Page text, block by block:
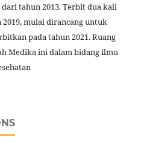
tahun 2013. Terbit dua kali
mulai dirancang untuk
pada tahun 2021. Ruang
Medika ini dalam bidang ilmu